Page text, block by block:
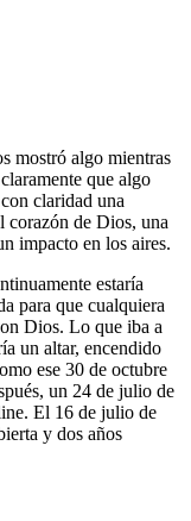
mostró algo mientras
que algo
claridad una
corazón de Dios, una
impacto en los aires.
estaría
para que cualquiera
Dios. Lo que iba a
un altar, encendido
ese 30 de octubre
un 24 de julio de
El 16 de julio de
y dos años